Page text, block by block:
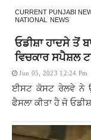
CURRENT PUNJABI
NATIONAL
NEWS
ਓਡੀਸ਼ਾ ਹਾਦਸੇ ਤੋਂ
ਵਿਚਕਾਰ ਸਪੈਸ਼ਲ
Jun 05, 2023 12:24 Pm
ਈਸਟ ਕੋਸਟ ਰੇਲਵੇ ਨੇ
ਫੈਸਲਾ ਕੀਤਾ ਹੈ ਜੋ